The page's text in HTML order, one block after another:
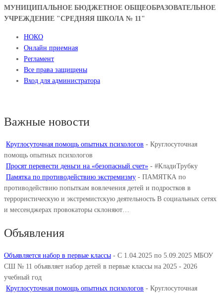
МУНИЦИПАЛЬНОЕ БЮДЖЕТНОЕ ОБЩЕОБРАЗОВАТЕЛЬНОЕ
УЧРЕЖДЕНИЕ "СРЕДНЯЯ ШКОЛА № 11"
НОКО
Онлайн приемная
Регламент
Все права защищены
Вход для администратора
Важные новости
Круглосуточная помощь опытных психологов - Круглосуточная
помощь опытных психологов
Просят перевести деньги на «безопасный счет» - #КладиТрубку
Памятка по противодействию экстремизму - ПАМЯТКА по
противодействию попыткам вовлечения детей и подростков в
террористическую и экстремистскую деятельность В социальных сетях
и мессенджерах провокаторы склоняют…
Объявления
Объявляется набор в первые классы - С 1.04.2025 по 5.09.2025 МБОУ
СШ № 11 объявляет набор детей в первые классы на 2025 - 2026
учебный год
Круглосуточная помощь опытных психологов - Круглосуточная